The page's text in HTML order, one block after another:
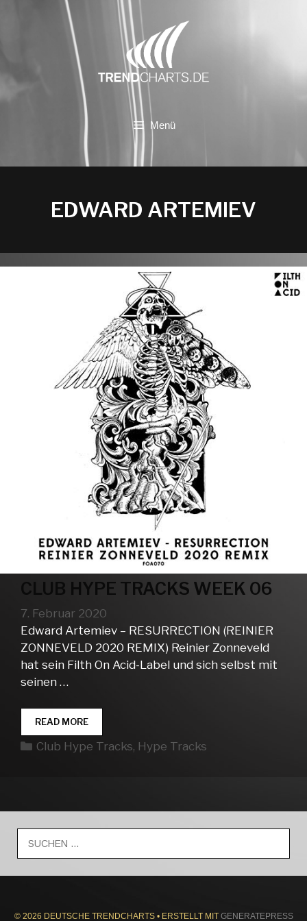
Menü
EDWARD ARTEMIEV
CLUB HYPE TRACKS WEEK 06
7. Februar 2020
Edward Artemiev – RESURRECTION (REINIER
ZONNEVELD 2020 REMIX) Reinier Zonneveld
hat sein Filth On Acid-Label und sich selbst mit
seinen …
READ MORECLUB
HYPE
TRACKS
Kategorien
Club Hype Tracks, Hype Tracks
nach:
© 2026 DEUTSCHE TRENDCHARTS• ERSTELLT MIT GENERATEPRESS